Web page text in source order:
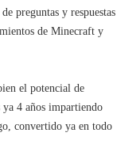
preguntas y respuestas
de Minecraft y
el potencial de
4 años impartiendo
convertido ya en todo